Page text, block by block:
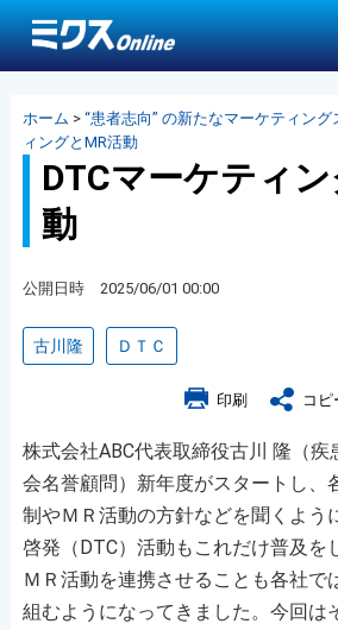
ホーム > “患者志向” の新たなマーケティング
ィングとMR活動
DTCマーケティ
動
公開日時 2025/06/01 00:00
古川隆 ＤＴＣ
印刷 コピ
株式会社ABC代表取締役古川 隆（疾
会名誉顧問）新年度がスタートし、
制やＭＲ活動の方針などを聞くよう
啓発（DTC）活動もこれだけ普及を
ＭＲ活動を連携させることも各社で
組むようになってきました。今回は